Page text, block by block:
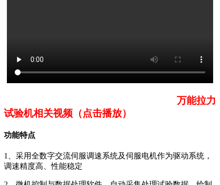
万能拉力
试验机相关视频（点击播放）
功能特点
1、采用全数字交流伺服调速系统及伺服电机作为驱动系统，
调速精度高、性能稳定